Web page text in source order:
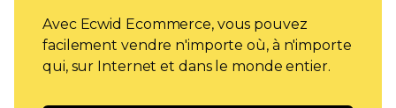
Avec Ecwid Ecommerce, vous pouvez
facilement vendre n'importe où, à n'importe
qui, sur Internet et dans le monde entier.